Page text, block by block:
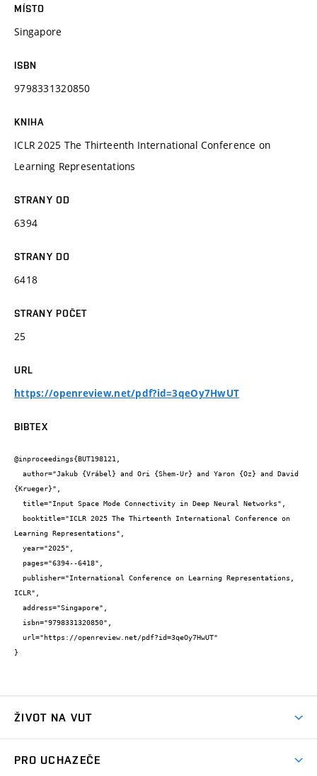
MÍSTO
Singapore
ISBN
9798331320850
KNIHA
ICLR 2025 The Thirteenth International Conference on
Learning Representations
STRANY OD
6394
STRANY DO
6418
STRANY POČET
25
URL
https://openreview.net/pdf?id=3qeOy7HwUT
BIBTEX
@inproceedings{BUT198121,
{Krueger}",
Learning Representations",
ICLR",
}
ŽIVOT NA VUT
PRO UCHAZEČE